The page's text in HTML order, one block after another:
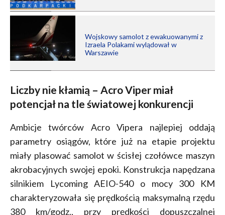
Wojskowy samolot z ewakuowanymi z
Izraela Polakami wylądował w
Warszawie
Liczby nie kłamią – Acro Viper miał
potencjał na tle światowej konkurencji
Ambicje twórców Acro Vipera najlepiej oddają
parametry osiągów, które już na etapie projektu
miały plasować samolot w ścisłej czołówce maszyn
akrobacyjnych swojej epoki. Konstrukcja napędzana
silnikiem Lycoming AEIO-540 o mocy 300 KM
charakteryzowała się prędkością maksymalną rzędu
380 km/godz., przy prędkości dopuszczalnej